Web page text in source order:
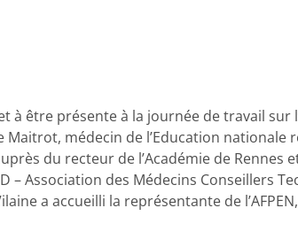
à être présente à la journée de travail
Maitrot, médecin de l’Education nationale
du recteur de l’Académie de Rennes
– Association des Médecins Conseillers
a accueilli la représentante de